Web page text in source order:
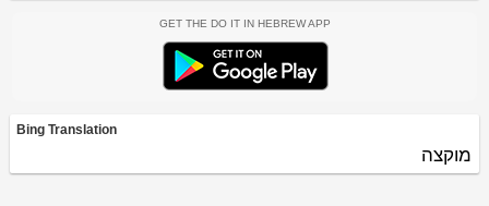
Get the Do It In Hebrew App
Bing Translation
מוקצה